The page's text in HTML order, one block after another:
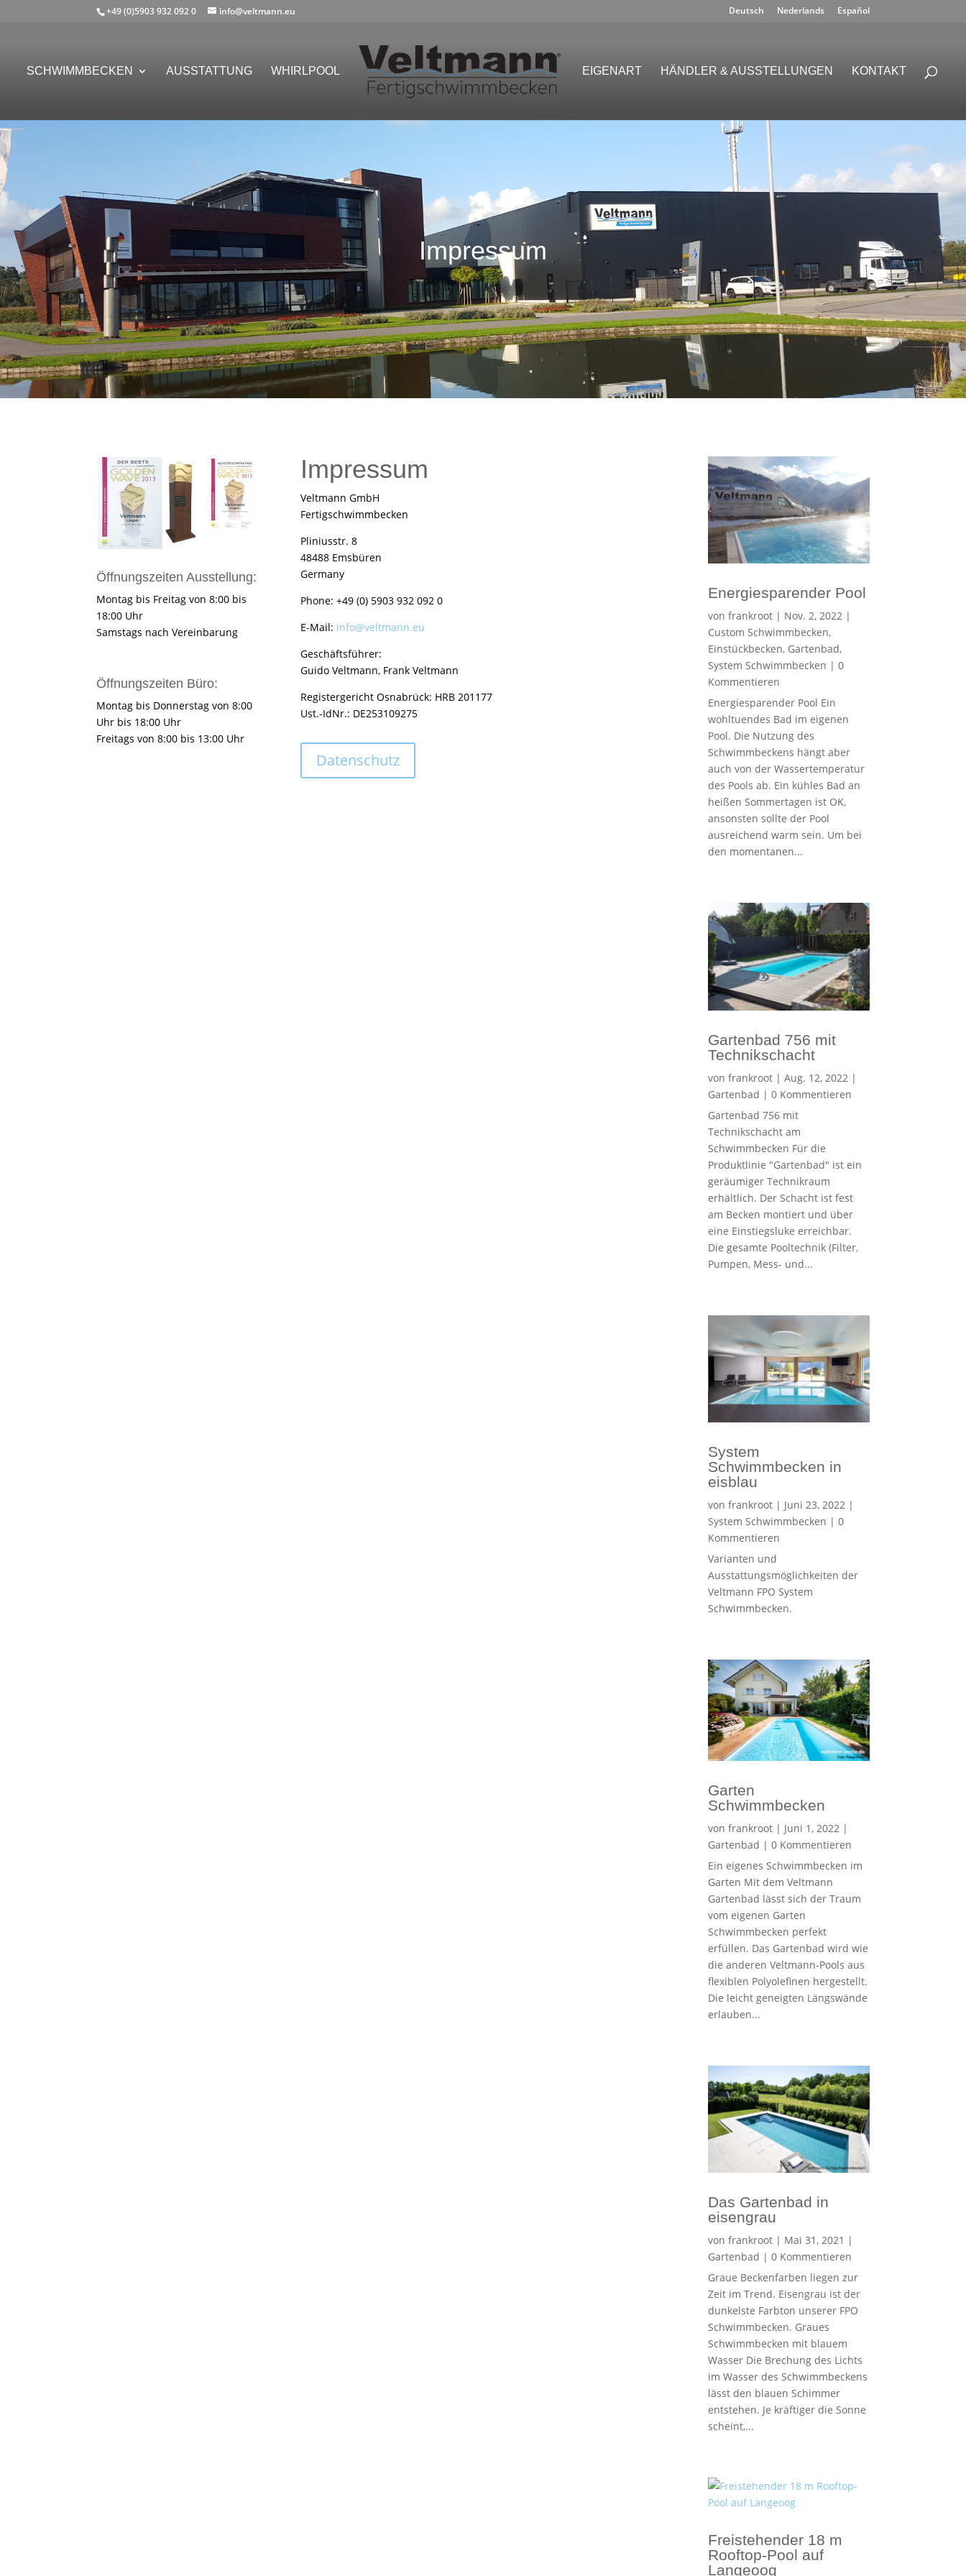
+49 (0)5903 932 092 0 info@veltmann.eu Deutsch Nederlands Español
SCHWIMMBECKEN AUSSTATTUNG WHIRLPOOL EIGENART HÄNDLER & AUSSTELLUNGEN KONTAKT
Impressum
Öffnungszeiten Ausstellung:
Montag bis Freitag von 8:00 bis
18:00 Uhr
Samstags nach Vereinbarung
Öffnungszeiten Büro:
Montag bis Donnerstag von 8:00
Uhr bis 18:00 Uhr
Freitags von 8:00 bis 13:00 Uhr
Impressum
Veltmann GmbH
Fertigschwimmbecken
Pliniusstr. 8
48488 Emsbüren
Germany
Phone: +49 (0) 5903 932 092 0
E-Mail: info@veltmann.eu
Geschäftsführer:
Guido Veltmann, Frank Veltmann
Registergericht Osnabrück: HRB 201177
Ust.-IdNr.: DE253109275
Datenschutz
Energiesparender Pool
vonfrankroot | Nov. 2, 2022 |
Custom Schwimmbecken,
Einstückbecken, Gartenbad,
System Schwimmbecken | 0
Kommentieren
Energiesparender Pool Ein
wohltuendes Bad im eigenen
Pool. Die Nutzung des
Schwimmbeckens hängt aber
auch von der Wassertemperatur
des Pools ab. Ein kühles Bad an
heißen Sommertagen ist OK,
ansonsten sollte der Pool
ausreichend warm sein. Um bei
den momentanen...
Gartenbad 756 mit
Technikschacht
vonfrankroot |Aug. 12, 2022 |
Gartenbad | 0 Kommentieren
Gartenbad 756 mit
Technikschacht am
Schwimmbecken Für die
Produktlinie "Gartenbad" ist ein
geräumiger Technikraum
erhältlich. Der Schacht ist fest
am Becken montiert und über
eine Einstiegsluke erreichbar.
Die gesamte Pooltechnik (Filter,
Pumpen, Mess- und...
System
Schwimmbecken in
eisblau
vonfrankroot | Juni 23, 2022 |
System Schwimmbecken | 0
Kommentieren
Varianten und
Ausstattungsmöglichkeiten der
Veltmann FPO System
Schwimmbecken.
Garten
Schwimmbecken
vonfrankroot | Juni 1, 2022 |
Gartenbad | 0 Kommentieren
Ein eigenes Schwimmbecken im
Garten Mit dem Veltmann
Gartenbad lässt sich der Traum
vom eigenen Garten
Schwimmbecken perfekt
erfüllen. Das Gartenbad wird wie
die anderen Veltmann-Pools aus
flexiblen Polyolefinen hergestellt.
Die leicht geneigten Längswände
erlauben...
Das Gartenbad in
eisengrau
vonfrankroot | Mai 31, 2021 |
Gartenbad | 0 Kommentieren
Graue Beckenfarben liegen zur
Zeit im Trend. Eisengrau ist der
dunkelste Farbton unserer FPO
Schwimmbecken. Graues
Schwimmbecken mit blauem
Wasser Die Brechung des Lichts
im Wasser des Schwimmbeckens
lässt den blauen Schimmer
entstehen. Je kräftiger die Sonne
scheint,...
Freistehender 18 m
Rooftop-Pool auf
Langeoog